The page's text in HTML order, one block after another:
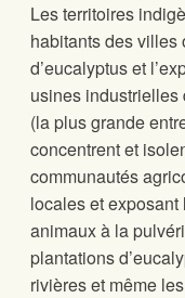
Les territoires
habitants des villes
d’eucalyptus et
usines industrielles
(la plus grande
concentrent et
communautés
locales et
animaux à la
plantations
rivières et même